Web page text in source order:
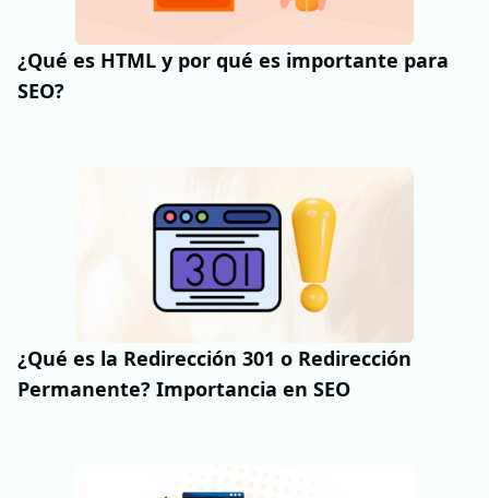
¿Qué es HTML y por qué es importante para
SEO?
¿Qué es la Redirección 301 o Redirección
Permanente? Importancia en SEO